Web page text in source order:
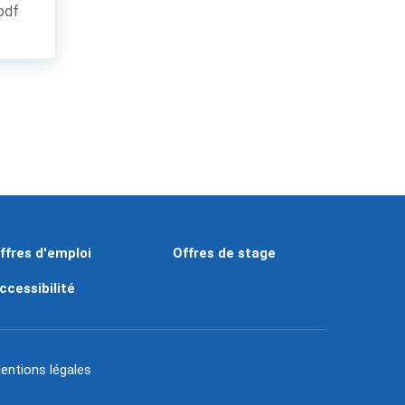
d'emploi Offres de stage
légales